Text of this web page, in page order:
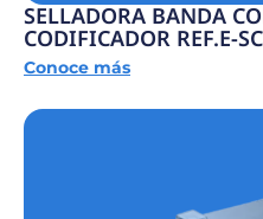
SELLADORA BANDA
CODIFICADOR REF.E-
Conoce más